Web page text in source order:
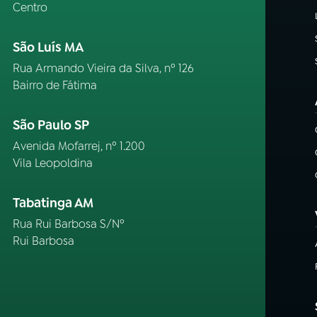
Centro
São Luís MA
Rua Armando Vieira da Silva, nº 126
Bairro de Fátima
São Paulo SP
Avenida Mofarrej, nº 1.200
Vila Leopoldina
Tabatinga AM
Rua Rui Barbosa S/Nº
Rui Barbosa